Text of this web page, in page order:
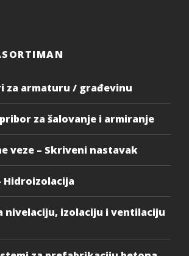
za armaturu / građevinu
za šalovanje i armiranje
veze – Skriveni nastavak
Hidroizolacija
nivelaciju, izolaciju i ventilaciju